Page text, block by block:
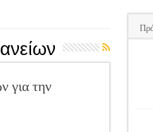
”Η Ένωση”
για την